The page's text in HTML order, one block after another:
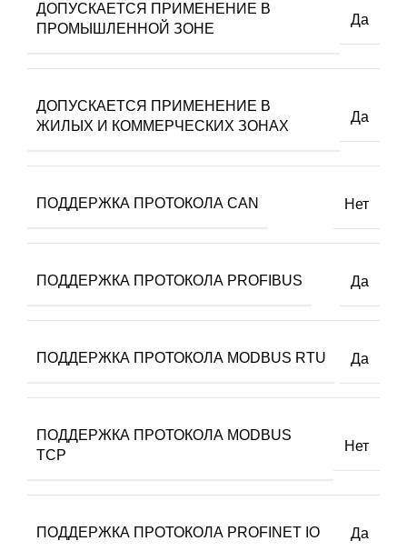
ДОПУСКАЕТСЯ ПРИМЕНЕНИЕ В
ПРОМЫШЛЕННОЙ ЗОНЕ
Да
ДОПУСКАЕТСЯ ПРИМЕНЕНИЕ В
ЖИЛЫХ И КОММЕРЧЕСКИХ ЗОНАХ
Да
ПОДДЕРЖКА ПРОТОКОЛА CAN Нет
ПОДДЕРЖКА ПРОТОКОЛА PROFIBUS Да
ПОДДЕРЖКА ПРОТОКОЛА MODBUS RTU Да
ПОДДЕРЖКА ПРОТОКОЛА MODBUS
TCP
Нет
ПОДДЕРЖКА ПРОТОКОЛА PROFINET IO Да